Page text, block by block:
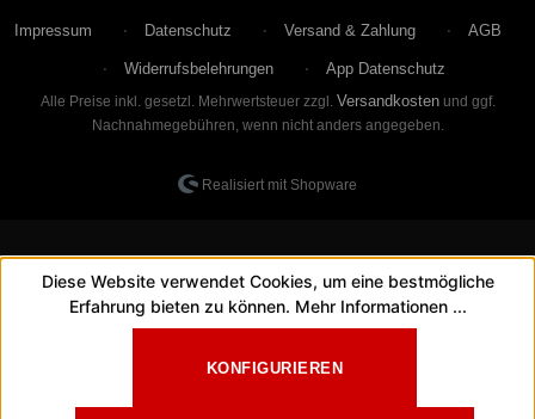
Impressum Datenschutz Versand & Zahlung AGB
Widerrufsbelehrungen App Datenschutz
Alle Preise inkl. gesetzl. Mehrwertsteuer zzgl. Versandkostenund ggf.
Nachnahmegebühren, wenn nicht anders angegeben.
Realisiert mit Shopware
Diese Website verwendet Cookies, um eine bestmögliche
Erfahrung bieten zu können. Mehr Informationen ...
KONFIGURIEREN